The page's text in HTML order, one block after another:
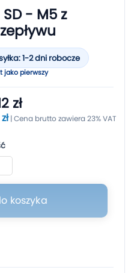
- M5 z
1-2 dni robocze
jako pierwszy
zł
koszyka